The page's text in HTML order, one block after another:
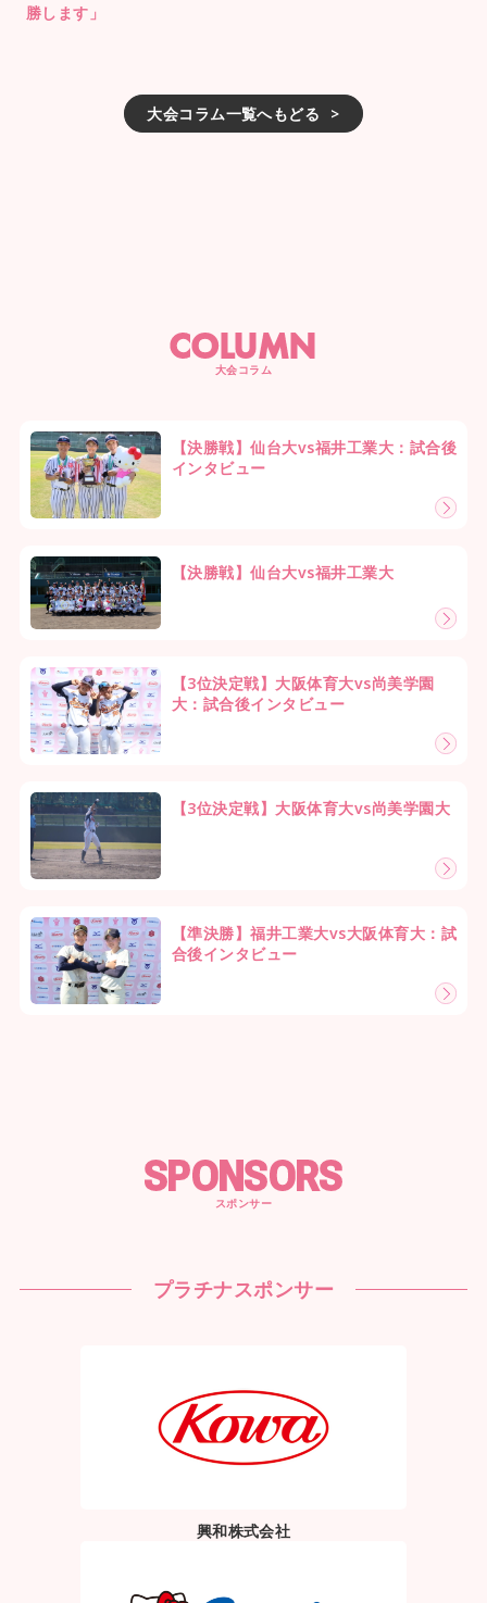
勝します」
大会コラム一覧へもどる
COLUMN
大会コラム
【決勝戦】仙台大vs福井工業大：試合後
インタビュー
【決勝戦】仙台大vs福井工業大
【3位決定戦】大阪体育大vs尚美学園
大：試合後インタビュー
【3位決定戦】大阪体育大vs尚美学園大
【準決勝】福井工業大vs大阪体育大：試
合後インタビュー
SPONSORS
スポンサー
プラチナスポンサー
興和株式会社